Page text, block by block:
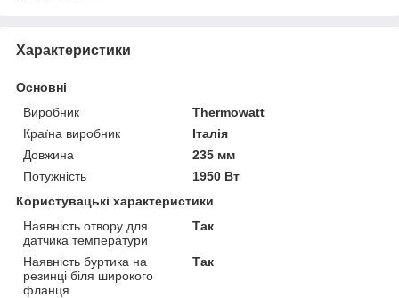
Характеристики
Основні
Виробник
Thermowatt
Країна виробник
Італія
Довжина
235 мм
Потужність
1950 Вт
Користувацькі характеристики
Наявність отвору для
датчика температури
Так
Наявність буртика на
резинці біля широкого
фланця
Так